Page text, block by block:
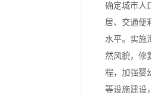
确定城市人
居、交通便
水平。实施
然风貌，修
程，加强婴
等设施建设